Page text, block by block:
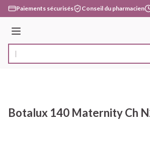
Aller au contenu
Paiements sécurisés Conseil du pharmacien
Menu
Rechercher
Botalux 140 Maternity Ch